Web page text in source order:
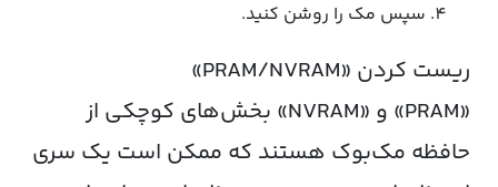
سپس مک را روشن کنید.
ریست کردن «PRAM/NVRAM»
«PRAM» و «NVRAM» بخش‌های کوچکی از
حافظه مک‌بوک هستند که ممکن است یک سری